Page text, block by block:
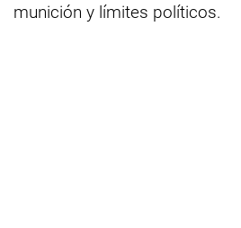
munición y límites políticos.